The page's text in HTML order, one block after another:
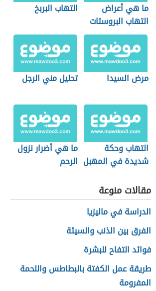
ما هي أعراض
التهاب البروستات
التهاب البربخ
مرض السيدا تحليل مني الرجل
التهاب وحكة
شديدة في المهبل
ما هي أضرار نزول
الرحم
مقالات منوعة
الدراسة في ماليزيا
الفرق بين الذنب والسيئة
فوائد التفاح للبشرة
طريقة عمل الكفتة بالبطاطس واللحمة
المفرومة